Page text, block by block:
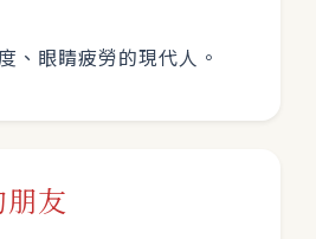
、眼睛疲勞的現代人。
友